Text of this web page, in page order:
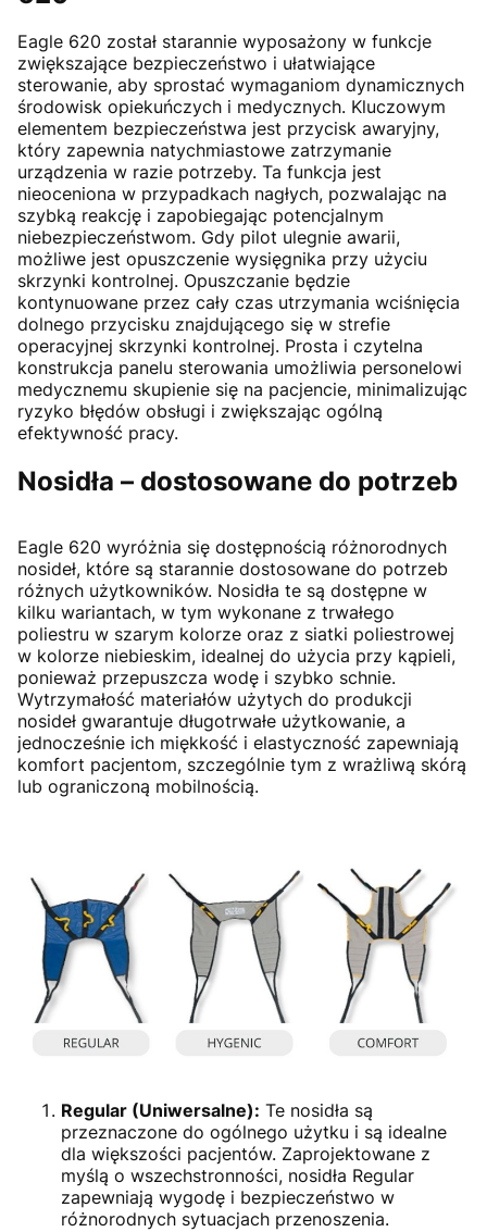
Eagle 620 został starannie wyposażony w funkcje
zwiększające bezpieczeństwo i ułatwiające
sterowanie, aby sprostać wymaganiom dynamicznych
środowisk opiekuńczych i medycznych. Kluczowym
elementem bezpieczeństwa jest przycisk awaryjny,
który zapewnia natychmiastowe zatrzymanie
urządzenia w razie potrzeby. Ta funkcja jest
nieoceniona w przypadkach nagłych, pozwalając na
szybką reakcję i zapobiegając potencjalnym
niebezpieczeństwom. Gdy pilot ulegnie awarii,
możliwe jest opuszczenie wysięgnika przy użyciu
skrzynki kontrolnej. Opuszczanie będzie
kontynuowane przez cały czas utrzymania wciśnięcia
dolnego przycisku znajdującego się w strefie
operacyjnej skrzynki kontrolnej. Prosta i czytelna
konstrukcja panelu sterowania umożliwia personelowi
medycznemu skupienie się na pacjencie, minimalizując
ryzyko błędów obsługi i zwiększając ogólną
efektywność pracy.
Nosidła – dostosowane do potrzeb
Eagle 620 wyróżnia się dostępnością różnorodnych
nosideł, które są starannie dostosowane do potrzeb
różnych użytkowników. Nosidła te są dostępne w
kilku wariantach, w tym wykonane z trwałego
poliestru w szarym kolorze oraz z siatki poliestrowej
w kolorze niebieskim, idealnej do użycia przy kąpieli,
ponieważ przepuszcza wodę i szybko schnie.
Wytrzymałość materiałów użytych do produkcji
nosideł gwarantuje długotrwałe użytkowanie, a
jednocześnie ich miękkość i elastyczność zapewniają
komfort pacjentom, szczególnie tym z wrażliwą skórą
lub ograniczoną mobilnością.
Regular (Uniwersalne): Te nosidła są
przeznaczone do ogólnego użytku i są idealne
dla większości pacjentów. Zaprojektowane z
myślą o wszechstronności, nosidła Regular
zapewniają wygodę i bezpieczeństwo w
różnorodnych sytuacjach przenoszenia.